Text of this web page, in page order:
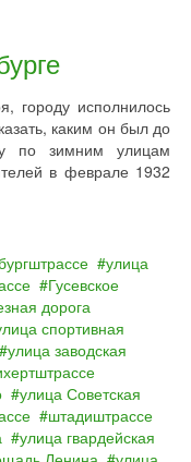
городу исполнилось
каким он был до
по зимним улицам
в феврале 1932
улица
Гусевское
дорога
спортивная
улица заводская
улица Советская
штадиштрассе
улица гвардейская